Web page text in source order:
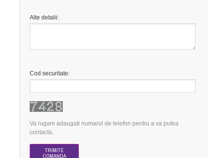
Alte detalii:
Cod securitate:
Va rugam adaugati numarul de telefon pentru a va putea
contacta.